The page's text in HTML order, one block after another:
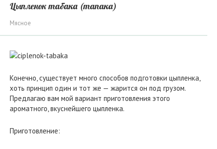
Цыпленок табака (тапака)
Мясное
Конечно, существует много способов подготовки цыпленка,
хоть принцип один и тот же — жарится он под грузом.
Предлагаю вам мой вариант приготовления этого
ароматного, вкуснейшего цыпленка.
Приготовление: